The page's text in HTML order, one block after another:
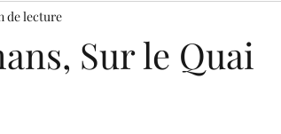
Sur le Quai
de lecture